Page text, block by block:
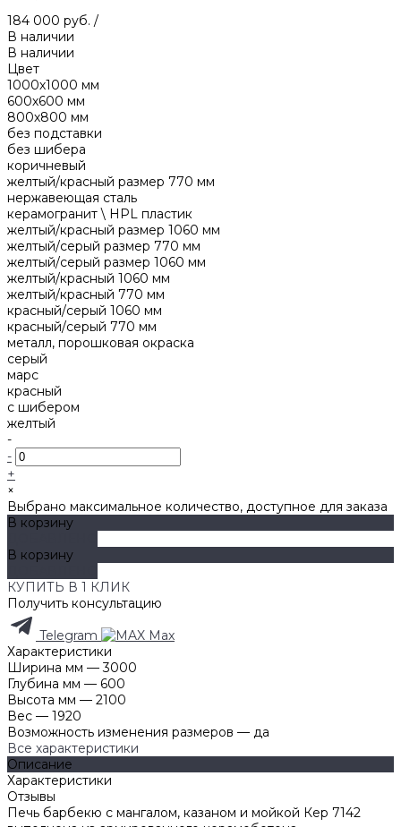
184 000 руб. /
В наличии
В наличии
Цвет
1000х1000 мм
600х600 мм
800х800 мм
без подставки
без шибера
коричневый
желтый/красный размер 770 мм
нержавеющая сталь
керамогранит \ HPL пластик
желтый/красный размер 1060 мм
желтый/серый размер 770 мм
желтый/серый размер 1060 мм
желтый/красный 1060 мм
желтый/красный 770 мм
красный/серый 1060 мм
красный/серый 770 мм
металл, порошковая окраска
серый
марс
красный
с шибером
желтый
-
-
+
×
Выбрано максимальное количество, доступное для заказа
В корзину
В корзину
КУПИТЬ В 1 КЛИК
Получить консультацию
Telegram
Max
Характеристики
Ширина мм — 3000
Глубина мм — 600
Высота мм — 2100
Вес — 1920
Возможность изменения размеров — да
Все характеристики
Описание
Характеристики
Отзывы
Печь барбекю с мангалом, казаном и мойкой Кер 7142